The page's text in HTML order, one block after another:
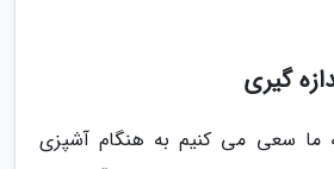
ما سعی می کنیم به هنگام آشپزی